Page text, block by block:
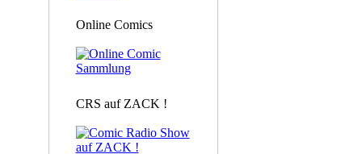
Online Comics
CRS auf ZACK !